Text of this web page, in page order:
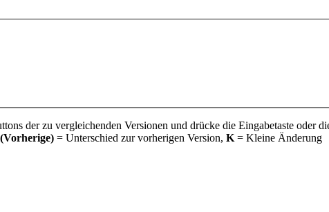
der zu vergleichenden Versionen und drücke die Eingabetaste oder
(Vorherige) = Unterschied zur vorherigen Version, K = Kleine Änderung